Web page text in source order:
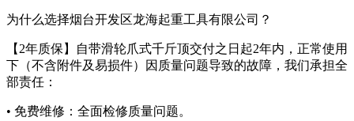
为什么选择烟台开发区龙海起重工具有限公司？
【2年质保】自带滑轮爪式千斤顶交付之日起2年内，正常使用
下（不含附件及易损件）因质量问题导致的故障，我们承担全
部责任：
• 免费维修：全面检修质量问题。